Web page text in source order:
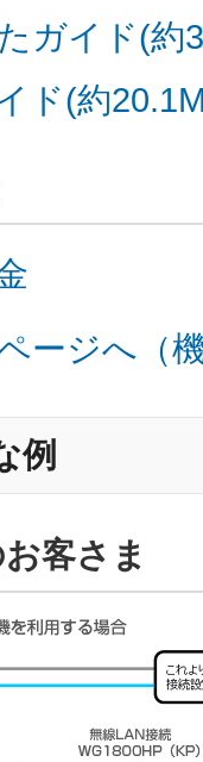
ガイド(約
ド(約
ージへ（
例
客さま